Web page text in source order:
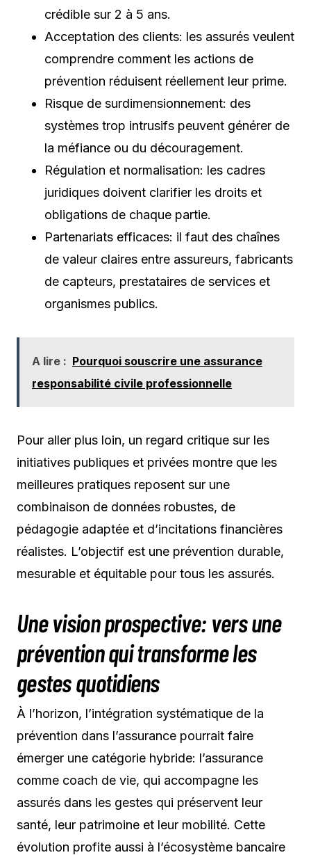
crédible sur 2 à 5 ans.
Acceptation des clients: les assurés veulent
comprendre comment les actions de
prévention réduisent réellement leur prime.
Risque de surdimensionnement: des
systèmes trop intrusifs peuvent générer de
la méfiance ou du découragement.
Régulation et normalisation: les cadres
juridiques doivent clarifier les droits et
obligations de chaque partie.
Partenariats efficaces: il faut des chaînes
de valeur claires entre assureurs, fabricants
de capteurs, prestataires de services et
organismes publics.
A lire : Pourquoi souscrire une assurance
responsabilité civile professionnelle
Pour aller plus loin, un regard critique sur les
initiatives publiques et privées montre que les
meilleures pratiques reposent sur une
combinaison de données robustes, de
pédagogie adaptée et d’incitations financières
réalistes. L’objectif est une prévention durable,
mesurable et équitable pour tous les assurés.
Une vision prospective: vers une
prévention qui transforme les
gestes quotidiens
À l’horizon, l’intégration systématique de la
prévention dans l’assurance pourrait faire
émerger une catégorie hybride: l’assurance
comme coach de vie, qui accompagne les
assurés dans les gestes qui préservent leur
santé, leur patrimoine et leur mobilité. Cette
évolution profite aussi à l’écosystème bancaire